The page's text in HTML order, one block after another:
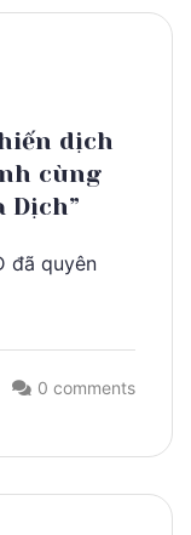
dịch
cùng
Dịch”
đã quyên
0 comments